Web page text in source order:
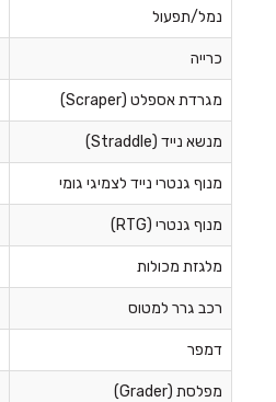
נמל/תפעול
כרייה
מגרדת אספלט (Scraper)
מנשא נייד (Straddle)
מנוף גנטרי נייד לצמיגי גומי
מנוף גנטרי (RTG)
מלגזת מכולות
רכב גרר למטוס
דמפר
מפלסת (Grader)